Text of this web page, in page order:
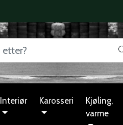
Interiør Karosseri
Kjøling,
varme